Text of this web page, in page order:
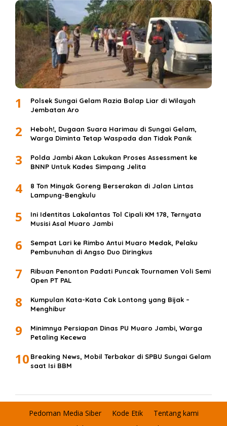
1
Polsek Sungai Gelam Razia Balap Liar di Wilayah
Jembatan Aro
2
Heboh!, Dugaan Suara Harimau di Sungai Gelam,
Warga Diminta Tetap Waspada dan Tidak Panik
3
Polda Jambi Akan Lakukan Proses Assessment ke
BNNP Untuk Kades Simpang Jelita
4
8 Ton Minyak Goreng Berserakan di Jalan Lintas
Lampung-Bengkulu
5
Ini Identitas Lakalantas Tol Cipali KM 178, Ternyata
Musisi Asal Muaro Jambi
6
Sempat Lari ke Rimbo Antui Muaro Medak, Pelaku
Pembunuhan di Angso Duo Diringkus
7
Ribuan Penonton Padati Puncak Tournamen Voli Semi
Open PT PAL
8
Kumpulan Kata-Kata Cak Lontong yang Bijak –
Menghibur
9
Minimnya Persiapan Dinas PU Muaro Jambi, Warga
Petaling Kecewa
10 Breaking News, Mobil Terbakar di SPBU Sungai Gelam
saat Isi BBM
Pedoman Media Siber Kode Etik
Tentang kami